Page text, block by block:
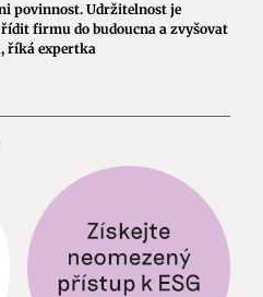
povinnost. Udržitelnost je
firmu do budoucna a zvyšovat
říká expertka